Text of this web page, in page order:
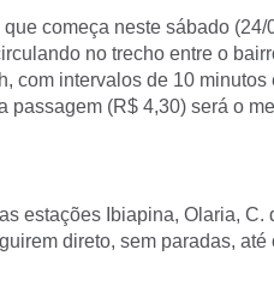
começa neste sábado (24/
no trecho entre o
com intervalos de 10 minutos
passagem (R$ 4,30) será o
estações Ibiapina, Olaria, C.
direto, sem paradas, até